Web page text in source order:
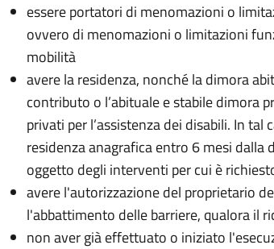
essere portatori di menomazioni o
ovvero di menomazioni o limitazioni
mobilità
avere la residenza, nonché la dimora
contributo o l’abituale e stabile dimora
privati per l’assistenza dei disabili. In
residenza anagrafica entro 6 mesi dalla
oggetto degli interventi per cui è
avere l'autorizzazione del proprietario
l'abbattimento delle barriere, qualora il
non aver già effettuato o iniziato